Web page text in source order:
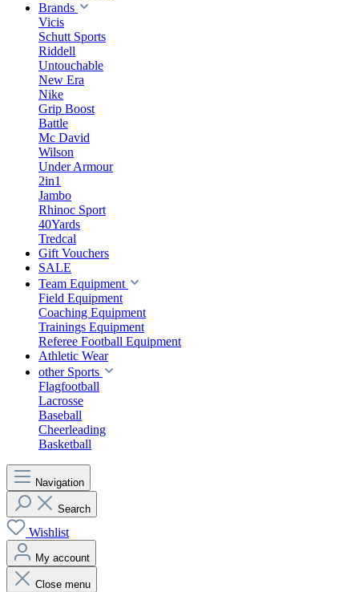
Brands
Vicis
Schutt Sports
Riddell
Untouchable
New Era
Nike
Grip Boost
Battle
Mc David
Wilson
Under Armour
2in1
Jambo
Rhinoc Sport
40Yards
Tredcal
Gift Vouchers
SALE
Team Equipment
Field Equipment
Coaching Equipment
Trainings Equipment
Referee Football Equipment
Athletic Wear
other Sports
Flagfootball
Lacrosse
Baseball
Cheerleading
Basketball
Navigation
Search
Wishlist
My account
Close menu